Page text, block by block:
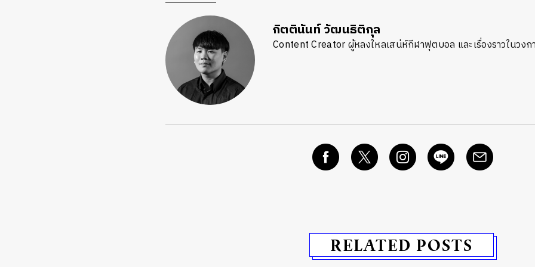
กิตตินันท์ วัฒนธิติกุล
Content Creator ผู้หลงใหลเสน่ห์กีฬาฟุตบอล และเรื่องราวในวง
RELATED POSTS